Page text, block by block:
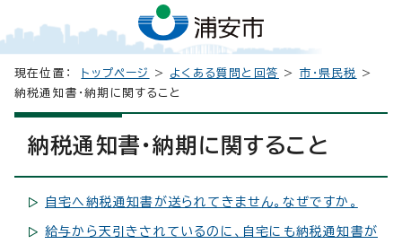
現在位置： トップページ > よくある質問と回答 > 市・県民税
>
納税通知書・納期に関すること
納税通知書・納期に関すること
自宅へ納税通知書が送られてきません。なぜですか。
給与から天引きされているのに、自宅にも納税通知書が